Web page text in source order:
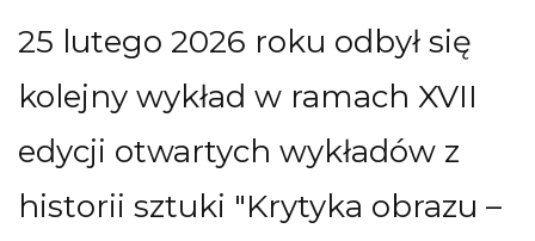
25 lutego 2026 roku odbył się
kolejny wykład w ramach XVII
edycji otwartych wykładów z
historii sztuki "Krytyka obrazu –